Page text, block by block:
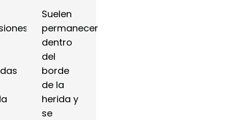
Suelen
permanecer
dentro
del
borde
de la
herida y
se